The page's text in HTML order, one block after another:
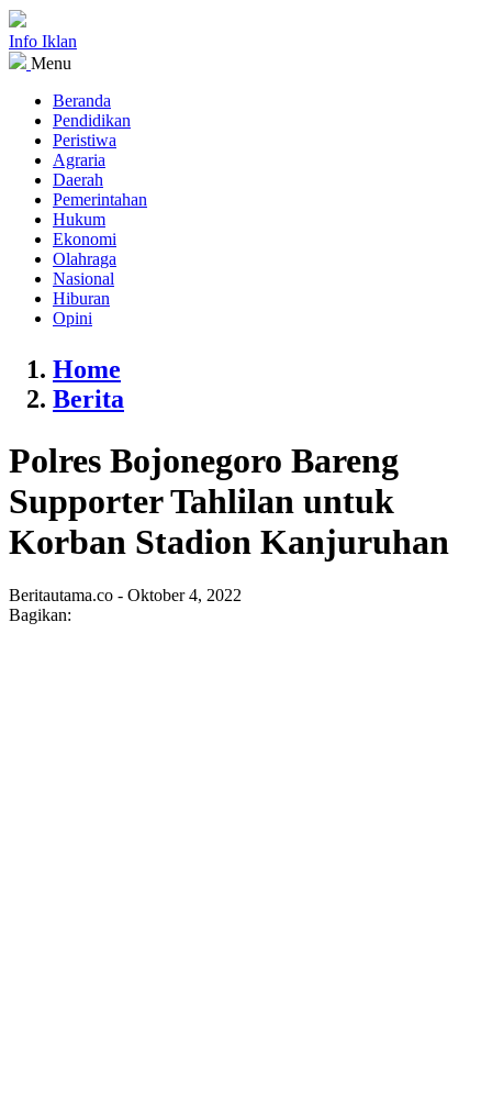
Info Iklan
Menu
Beranda
Pendidikan
Peristiwa
Agraria
Daerah
Pemerintahan
Hukum
Ekonomi
Olahraga
Nasional
Hiburan
Opini
Home
Berita
Polres Bojonegoro Bareng
Supporter Tahlilan untuk
Korban Stadion Kanjuruhan
Beritautama.co - Oktober 4, 2022
Bagikan: